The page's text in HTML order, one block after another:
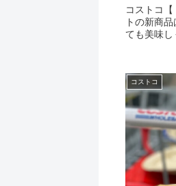
しくて
コストコ
トの新商
ても美味し
コストコ